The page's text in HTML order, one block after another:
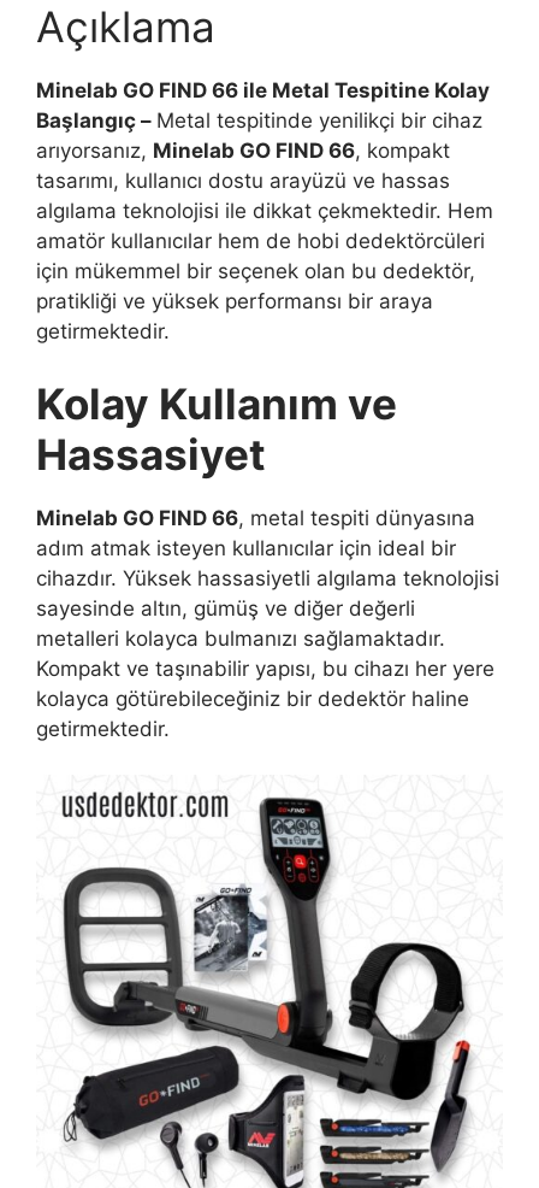
Açıklama
Minelab GO FIND 66 ile Metal Tespitine Kolay
Başlangıç – Metal tespitinde yenilikçi bir cihaz
arıyorsanız, Minelab GO FIND 66, kompakt
tasarımı, kullanıcı dostu arayüzü ve hassas
algılama teknolojisi ile dikkat çekmektedir. Hem
amatör kullanıcılar hem de hobi dedektörcüleri
için mükemmel bir seçenek olan bu dedektör,
pratikliği ve yüksek performansı bir araya
getirmektedir.
Kolay Kullanım ve
Hassasiyet
Minelab GO FIND 66, metal tespiti dünyasına
adım atmak isteyen kullanıcılar için ideal bir
cihazdır. Yüksek hassasiyetli algılama teknolojisi
sayesinde altın, gümüş ve diğer değerli
metalleri kolayca bulmanızı sağlamaktadır.
Kompakt ve taşınabilir yapısı, bu cihazı her yere
kolayca götürebileceğiniz bir dedektör haline
getirmektedir.